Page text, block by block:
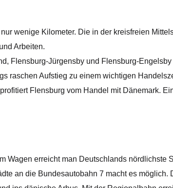
wenige Kilometer. Die in der kreisfreien
Arbeiten.
Flensburg-Jürgensby und Flensburg-
raschen Aufstieg zu einem wichtigen
Flensburg vom Handel mit Dänemark.
Wagen erreicht man Deutschlands nördlichste
an die Bundesautobahn 7 macht es möglich.